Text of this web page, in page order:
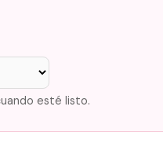
esté listo.